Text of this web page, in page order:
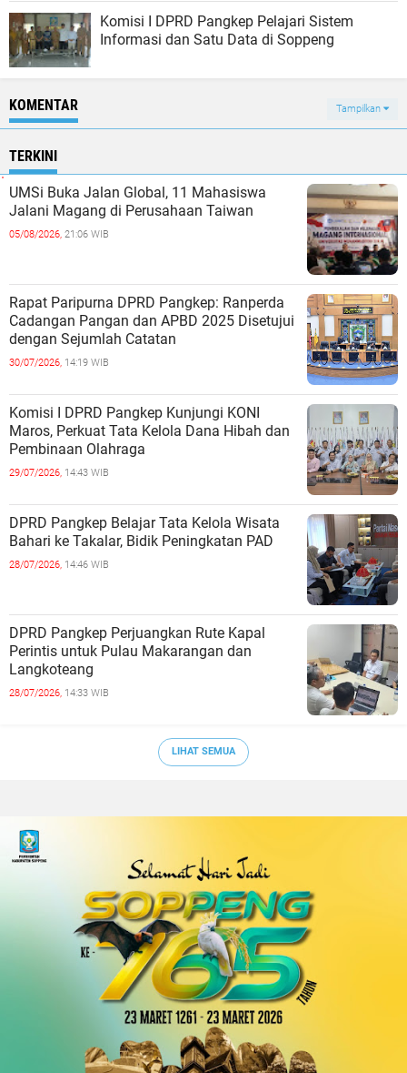
Sambut Petugas Sensus Ekonomi, Wabup
Komisi I DPRD Pangkep Pelajari Sistem
Informasi dan Satu Data di Soppeng
KOMENTAR Tampilkan
UMSi Buka Jalan Global, 11 Mahasiswa
Jalani Magang di Perusahaan Taiwan
05/08/2026,21:06 WIB
Rapat Paripurna DPRD Pangkep: Ranperda
Cadangan Pangan dan APBD 2025 Disetujui
dengan Sejumlah Catatan
30/07/2026,14:19 WIB
Komisi I DPRD Pangkep Kunjungi KONI
Maros, Perkuat Tata Kelola Dana Hibah dan
Pembinaan Olahraga
29/07/2026, 14:43 WIB
DPRD Pangkep Belajar Tata Kelola Wisata
Bahari ke Takalar, Bidik Peningkatan PAD
28/07/2026,14:46 WIB
Perintis untuk Pulau Makarangan dan